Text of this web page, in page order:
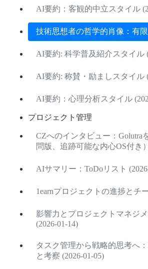
AI要約：客観的中立スタイル
技術思想者の哲学的肖像：有
AI要約: 科学普及紹介スタイル
AI要約: 称賛・励ましスタイル
AI要約：心理分析スタイル
プロジェクト管理
CZへのインタビュー：Golutra
問版、追跡可能な内心OS付き
AIサマリー：ToDoリスト
1earnプロジェクトの進捗とチ
影響力とプロジェクトマネジ
(2026-01-14)
タスク管理から戦略的思考へ
と考察 (2026-01-05)